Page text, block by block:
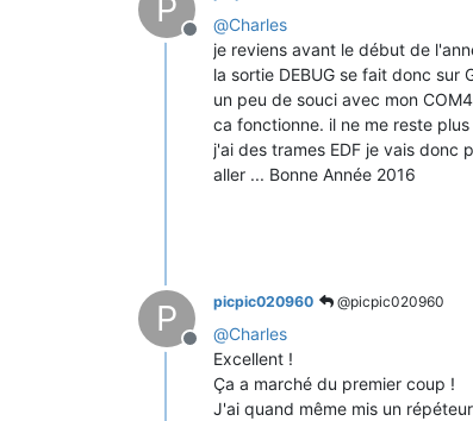
if
    }
else {
        Serial.
println(
    }
delay(5000);
P
Offline
@Charles
je reviens avant le début de
la sortie DEBUG se fait donc sur
un peu de souci avec mon
ca fonctionne. il ne me reste
j'ai des trames EDF je vais donc
aller ... Bonne Année 2016
P
Offline
picpic020960 @picpic020960
@Charles
Excellent !
Ça a marché du premier coup !
J'ai quand même mis un